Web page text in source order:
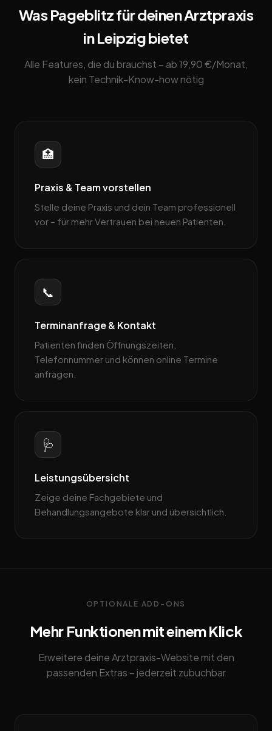
Was Pageblitz für deinen Arztpraxis
in Leipzig bietet
Alle Features, die du brauchst – ab 19,90 €/Monat,
kein Technik-Know-how nötig
🏥
Praxis & Team vorstellen
Stelle deine Praxis und dein Team professionell
vor – für mehr Vertrauen bei neuen Patienten.
📞
Terminanfrage & Kontakt
Patienten finden Öffnungszeiten,
Telefonnummer und können online Termine
anfragen.
🩺
Leistungsübersicht
Zeige deine Fachgebiete und
Behandlungsangebote klar und übersichtlich.
OPTIONALE ADD-ONS
Mehr Funktionen mit einem Klick
Erweitere deine Arztpraxis-Website mit den
passenden Extras – jederzeit zubuchbar